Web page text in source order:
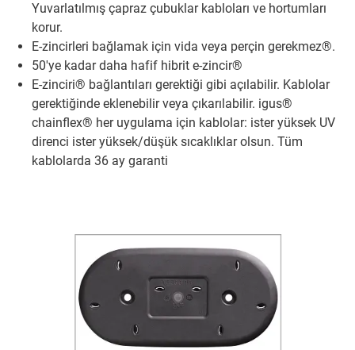
Yuvarlatılmış çapraz çubuklar kabloları ve hortumları
korur.
E-zincirleri bağlamak için vida veya perçin gerekmez®.
50'ye kadar daha hafif hibrit e-zincir®
E-zinciri® bağlantıları gerektiği gibi açılabilir. Kablolar
gerektiğinde eklenebilir veya çıkarılabilir. igus®
chainflex® her uygulama için kablolar: ister yüksek UV
direnci ister yüksek/düşük sıcaklıklar olsun. Tüm
kablolarda 36 ay garanti